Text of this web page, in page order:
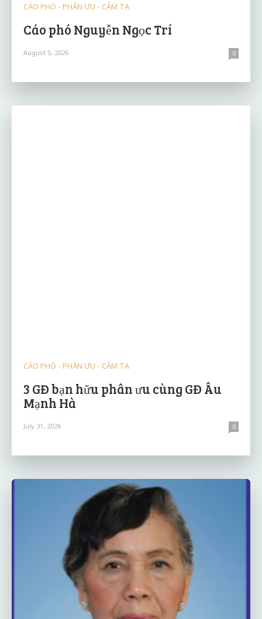
CÁO PHÓ - PHÂN ƯU - CẢM TẠ
Cáo phó Nguyễn Ngọc Trí
August 5, 2026 0
CÁO PHÓ - PHÂN ƯU - CẢM TẠ
3 GĐ bạn hữu phân ưu cùng GĐ Âu
Mạnh Hà
July 31, 2026 0